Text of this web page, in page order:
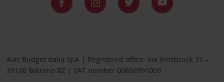
Avis Budget Italia SpA | Registered office: Via Innsbruck 31 –
39100 Bolzano BZ | VAT number 00886991009